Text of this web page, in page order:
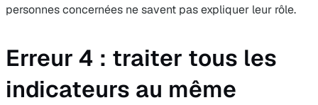
personnes concernées ne savent pas expliquer leur rôle.
Erreur 4 : traiter tous les
indicateurs au même